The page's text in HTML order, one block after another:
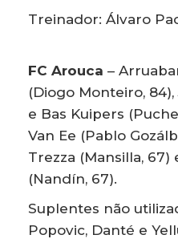
Treinador: Álvaro
FC Arouca –
(Diogo Monteiro,
e Bas Kuipers
Van Ee (Pablo
Trezza (Mansilla,
(Nandín, 67).
Suplentes não
Popovic, Danté e